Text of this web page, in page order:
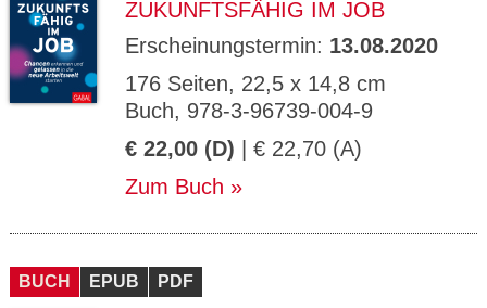
ZUKUNFTSFÄHIG IM JOB
Erscheinungstermin: 13.08.2020
176 Seiten, 22,5 x 14,8 cm
Buch, 978-3-96739-004-9
€ 22,00 (D) | € 22,70 (A)
Zum Buch
BUCH EPUB PDF